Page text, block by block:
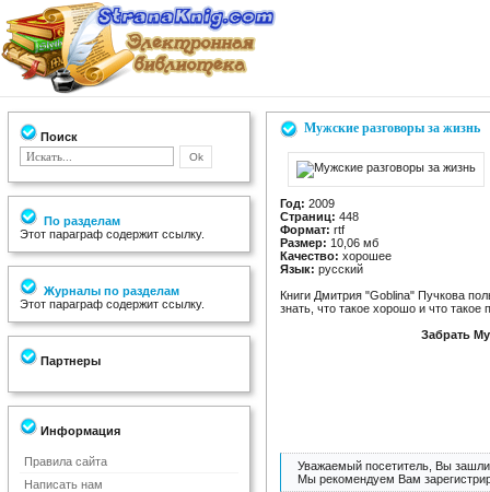
Поиск
По разделам
Этот параграф содержит ссылку.
Журналы по разделам
Этот параграф содержит ссылку.
Партнеры
Информация
Правила сайта
Написать нам
Мужские разговоры за жизнь
Год: 2009
Страниц: 448
Формат: rtf
Размер: 10,06 мб
Качество: хорошее
Язык: русский
Книги Дмитрия "Goblina" Пучкова
знать, что такое хорошо и что такое
Забрать
Уважаемый посетитель, Вы зашли
Мы рекомендуем Вам